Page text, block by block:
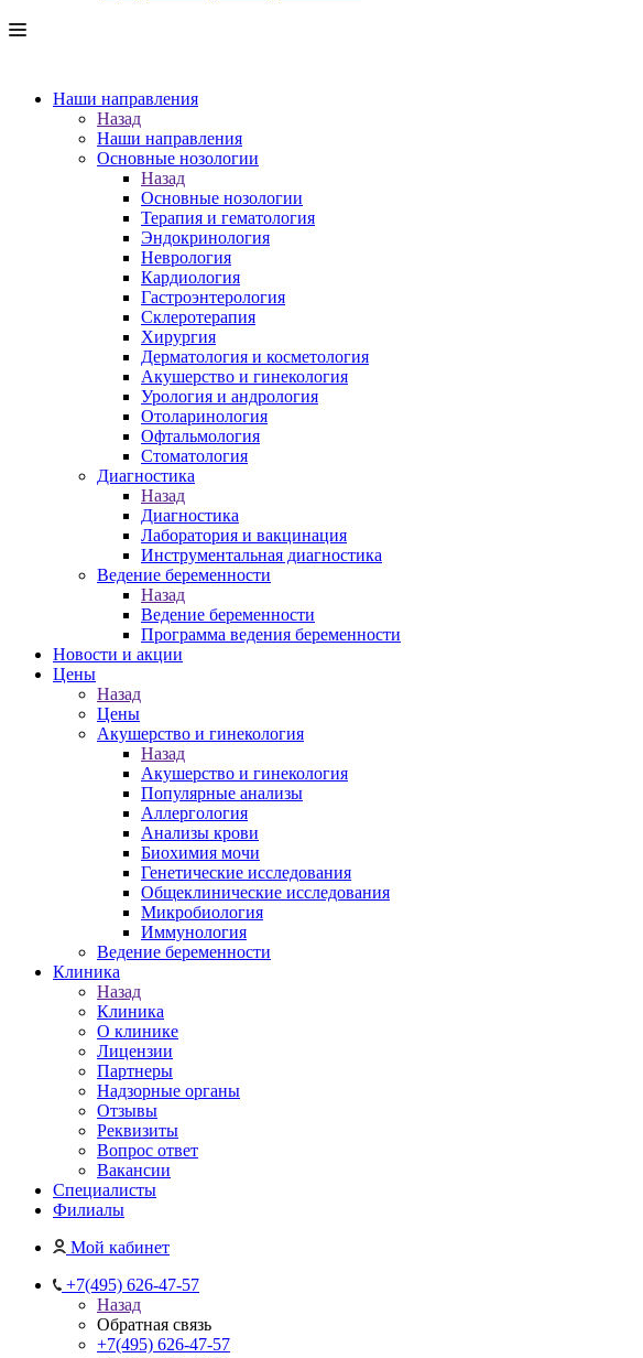
Наши направления
Назад
Наши направления
Основные нозологии
Назад
Основные нозологии
Терапия и гематология
Эндокринология
Неврология
Кардиология
Гастроэнтерология
Склеротерапия
Хирургия
Дерматология и косметология
Акушерство и гинекология
Урология и андрология
Отоларинология
Офтальмология
Стоматология
Диагностика
Назад
Диагностика
Лаборатория и вакцинация
Инструментальная диагностика
Ведение беременности
Назад
Ведение беременности
Программа ведения беременности
Новости и акции
Цены
Назад
Цены
Акушерство и гинекология
Назад
Акушерство и гинекология
Популярные анализы
Аллергология
Анализы крови
Биохимия мочи
Генетические исследования
Общеклинические исследования
Микробиология
Иммунология
Ведение беременности
Клиника
Назад
Клиника
О клинике
Лицензии
Партнеры
Надзорные органы
Отзывы
Реквизиты
Вопрос ответ
Вакансии
Специалисты
Филиалы
Мой кабинет
+7(495) 626-47-57
Назад
Обратная связь
+7(495) 626-47-57